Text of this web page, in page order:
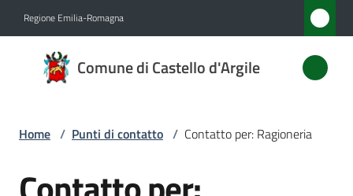
Regione Emilia-Romagna
Comune di Castello d'Argile
Comune
di
d'Argile
Home / Punti di contatto / Contatto per: Ragioneria
Salta al contenuto